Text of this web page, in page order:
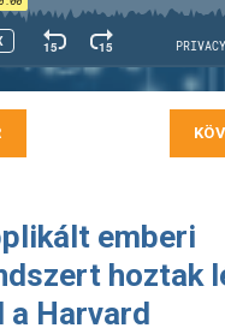
PODCAST?
emberi
hoztak
a Harvard